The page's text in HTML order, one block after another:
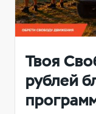
Твоя
рублей